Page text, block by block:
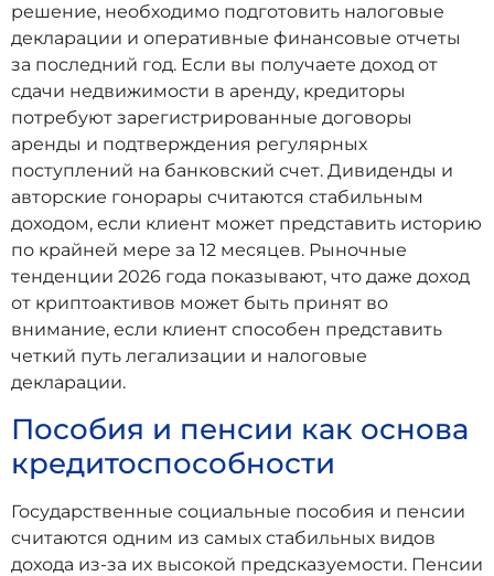
решение, необходимо подготовить налоговые
декларации и оперативные финансовые отчеты
за последний год. Если вы получаете доход от
сдачи недвижимости в аренду, кредиторы
потребуют зарегистрированные договоры
аренды и подтверждения регулярных
поступлений на банковский счет. Дивиденды и
авторские гонорары считаются стабильным
доходом, если клиент может представить историю
по крайней мере за 12 месяцев. Рыночные
тенденции 2026 года показывают, что даже доход
от криптоактивов может быть принят во
внимание, если клиент способен представить
четкий путь легализации и налоговые
декларации.
Пособия и пенсии как основа
кредитоспособности
Государственные социальные пособия и пенсии
считаются одним из самых стабильных видов
дохода из-за их высокой предсказуемости. Пенсии